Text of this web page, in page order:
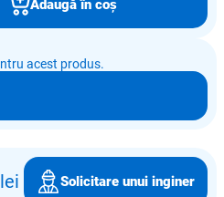
Adaugă în coș
acest produs.
Solicitare unui inginer